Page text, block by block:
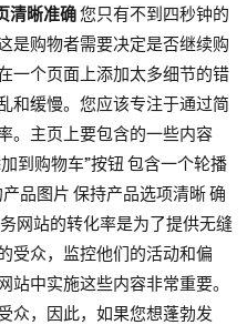
清晰准确您只有不到四秒钟的
是购物者需要决定是否继续购
一个页面上添加太多细节的错
和缓慢。您应该专注于通过简
。主页上要包含的一些内容
到购物车”按钮 包含一个轮播
品图片 保持产品选项清晰 确
网站的转化率是为了提供无缝
受众，监控他们的活动和偏
中实施这些内容非常重要。
众，因此，如果您想蓬勃发